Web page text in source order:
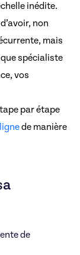
inédite.
non
mais
spécialiste
vos
par étape
de manière
de